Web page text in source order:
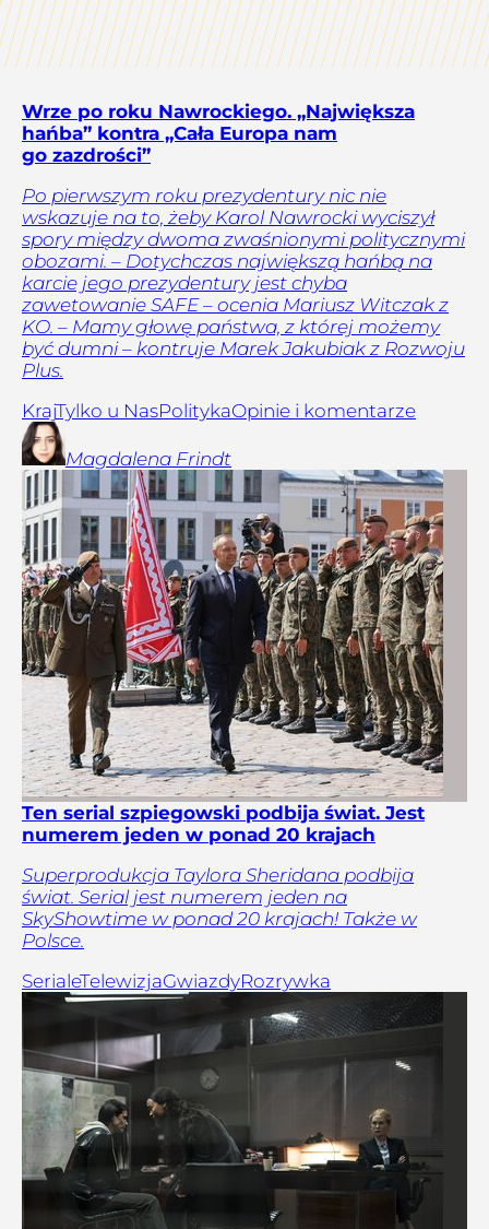
Wrze po roku Nawrockiego. „Największa
hańba” kontra „Cała Europa nam
go zazdrości”
Po pierwszym roku prezydentury nic nie
wskazuje na to, żeby Karol Nawrocki wyciszył
spory między dwoma zwaśnionymi politycznymi
obozami. – Dotychczas największą hańbą na
karcie jego prezydentury jest chyba
zawetowanie SAFE – ocenia Mariusz Witczak z
KO. – Mamy głowę państwa, z której możemy
być dumni – kontruje Marek Jakubiak z Rozwoju
Plus.
KrajTylko u NasPolitykaOpinie i komentarze
Magdalena Frindt
Ten serial szpiegowski podbija świat. Jest
numerem jeden w ponad 20 krajach
Superprodukcja Taylora Sheridana podbija
świat. Serial jest numerem jeden na
SkyShowtime w ponad 20 krajach! Także w
Polsce.
SerialeTelewizjaGwiazdyRozrywka